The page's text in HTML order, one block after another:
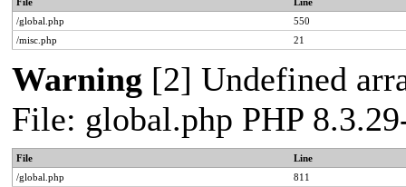
/global.php
550
/misc.php
21
Warning [2] Undefined
File: global.php PHP
File
Line
/global.php
811